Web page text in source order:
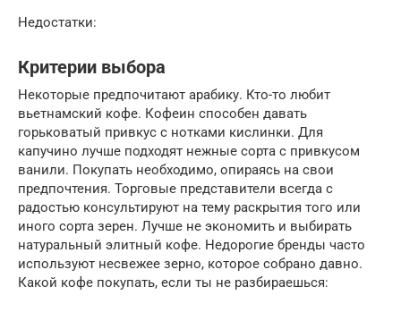
Недостатки:
Критерии выбора
Некоторые предпочитают арабику. Кто-то любит
вьетнамский кофе. Кофеин способен давать
горьковатый привкус с нотками кислинки. Для
капучино лучше подходят нежные сорта с привкусом
ванили. Покупать необходимо, опираясь на свои
предпочтения. Торговые представители всегда с
радостью консультируют на тему раскрытия того или
иного сорта зерен. Лучше не экономить и выбирать
натуральный элитный кофе. Недорогие бренды часто
используют несвежее зерно, которое собрано давно.
Какой кофе покупать, если ты не разбираешься: